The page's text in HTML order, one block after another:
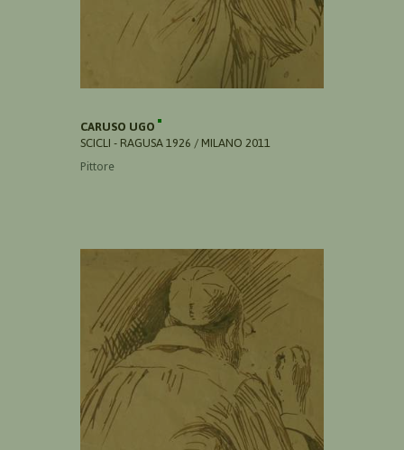
CARUSO UGO
SCICLI - RAGUSA 1926 / MILANO 2011
Pittore